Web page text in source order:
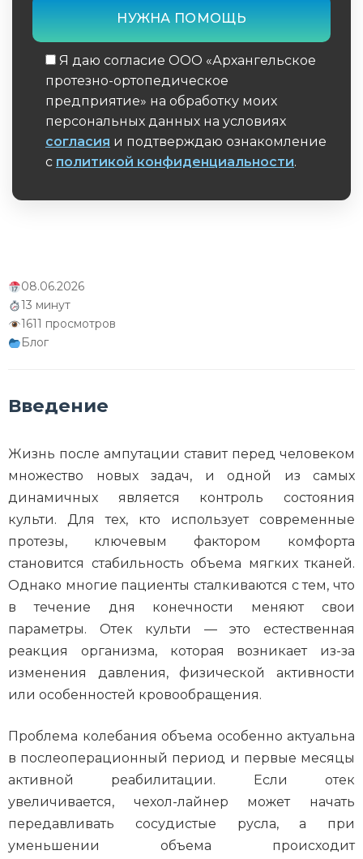
Упражнения и самомассаж для
между ношением
Питьевой режим и питание как факторы
контроля отека при протезировании
Когда отек культи становится опасным:
тревожные симптомы для обращения к
Об авторе
Я даю согласие ООО «Архангельское
протезно-ортопедическое
предприятие» на обработку моих
персональных данных на условиях
согласия и подтверждаю ознакомление
с политикой конфиденциальности.
08.06.2026
13 минут
1611 просмотров
Блог
Введение
Жизнь после ампутации ставит перед человеком
множество новых задач, и одной из самых
динамичных является контроль состояния
культи. Для тех, кто использует современные
протезы, ключевым фактором комфорта
становится стабильность объема мягких тканей.
Однако многие пациенты сталкиваются с тем, что
в течение дня конечности меняют свои
параметры. Отек культи — это естественная
реакция организма, которая возникает из-за
изменения давления, физической активности
или особенностей кровообращения.
Проблема колебания объема особенно актуальна
в послеоперационный период и первые месяцы
активной реабилитации. Если отек
увеличивается, чехол-лайнер может начать
передавливать сосудистые русла, а при
уменьшении объема происходит